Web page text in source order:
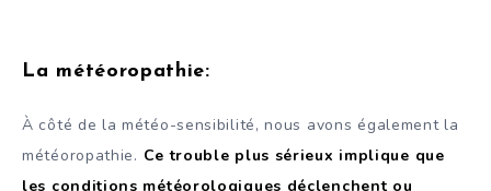
La météoropathie:
À côté de la météo-sensibilité, nous avons également la
météoropathie. Ce trouble plus sérieux implique que
les conditions météorologiques déclenchent ou